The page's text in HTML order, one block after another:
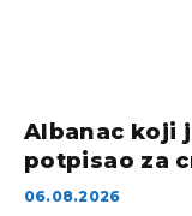
Albanac koji
potpisao za
06.08.2026